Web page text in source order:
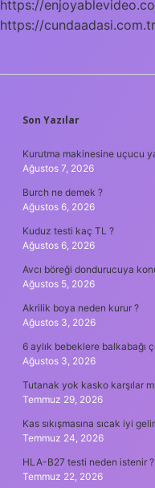
https://
https://cundaadasi.com.tr
SIDEBAR
Son Yazılar
Kurutma makinesine uçucu
Ağustos 7, 2026
Burch ne demek ?
Ağustos 6, 2026
Kuduz testi kaç TL ?
Ağustos 6, 2026
Avcı böreği dondurucuya
Ağustos 5, 2026
Akrilik boya neden kurur ?
Ağustos 3, 2026
6 aylık bebeklere balkabağı
Ağustos 3, 2026
Tutanak yok kasko karşılar
Temmuz 29, 2026
Kas sıkışmasına sıcak iyi
Temmuz 24, 2026
HLA-B27 testi neden istenir ?
Temmuz 22, 2026